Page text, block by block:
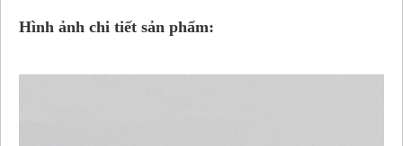
Hình ảnh chi tiết sản phẩm: